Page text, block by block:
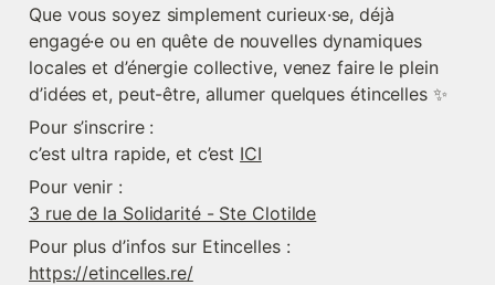
Que vous soyez simplement curieux·se, déjà
engagé·e ou en quête de nouvelles dynamiques
locales et d’énergie collective, venez faire le plein
Pour s’inscrire :
c’est ultra rapide, et c’est ICI
3 rue de la Solidarité - Ste Clotilde
https://etincelles.re/